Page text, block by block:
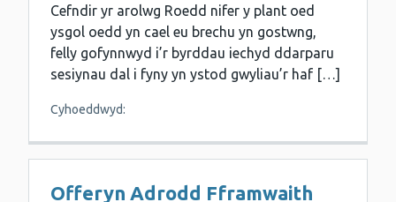
Cefndir yr arolwg Roedd nifer y plant oed
ysgol oedd yn cael eu brechu yn gostwng,
felly gofynnwyd i’r byrddau iechyd ddarparu
sesiynau dal i fyny yn ystod gwyliau’r haf […]
Cyhoeddwyd:
Offeryn Adrodd Fframwaith